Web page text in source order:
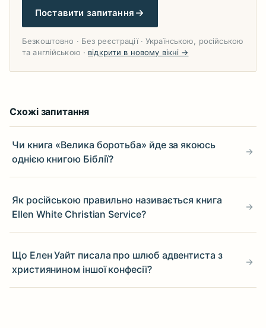
Поставити запитання
Безкоштовно · Без реєстрації · Українською, російською
та англійською · відкрити в новому вікні →
Схожі запитання
Чи книга «Велика боротьба» йде за якоюсь
однією книгою Біблії?
Як російською правильно називається книга
Ellen White Christian Service?
Що Елен Уайт писала про шлюб адвентиста з
християнином іншої конфесії?